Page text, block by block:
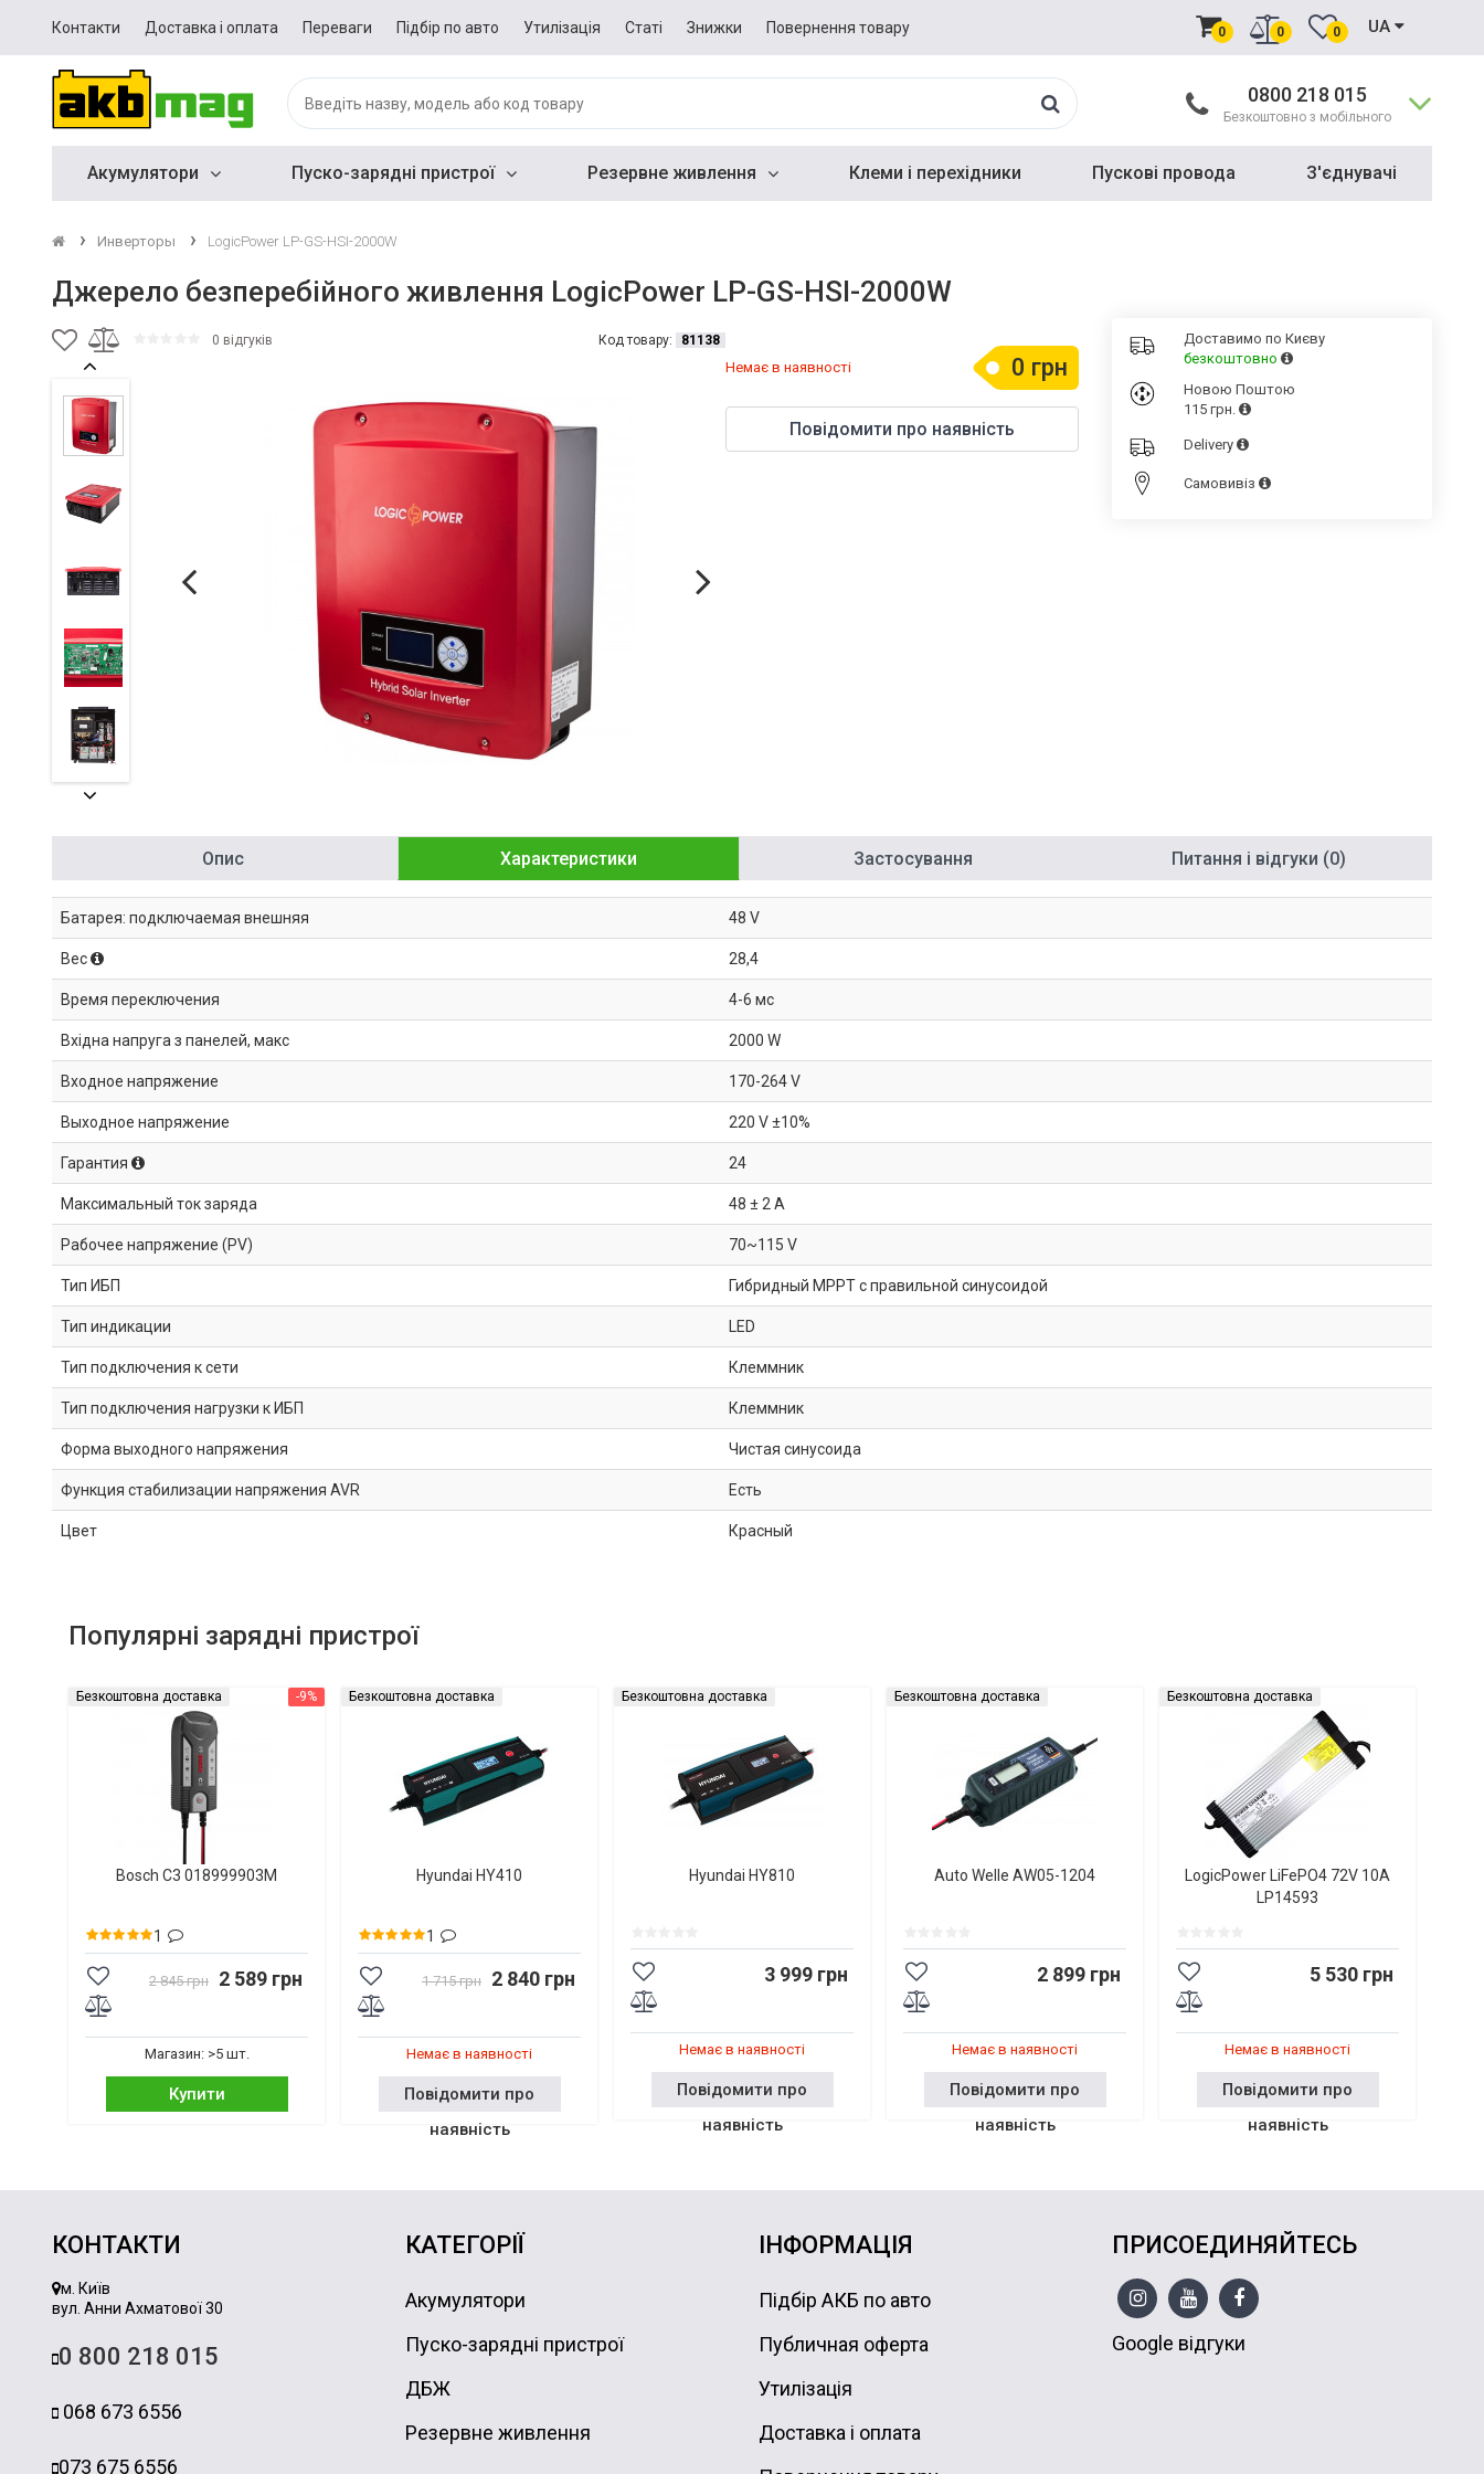
Контакти Доставка і оплата Переваги Підбір по авто Утилізація Статі Знижки Повернення товару 0 0 0 UA
0800 218 015
Безкоштовно з мобільного
Акумулятори Пуско-зарядні пристрої Резервне живлення Клеми і перехідники Пускові провода З'єднувачі
Инверторы LogicPower LP-GS-HSI-2000W
Джерело безперебійного живлення LogicPower LP-GS-HSI-2000W
0 відгуків Код товару: 81138
0 грн
Немає в наявності
Повідомити про наявність
Доставимо по Києву
безкоштовно
Новою Поштою
115 грн.
Delivery
Cамовивіз
Опис Характеристики Застосування Питання і відгуки (0)
Батарея: подключаемая внешняя 48 V
Вес 28,4
Время переключения 4-6 мс
Вхідна напруга з панелей, макс 2000 W
Входное напряжение 170-264 V
Выходное напряжение 220 V ±10%
Гарантия 24
Максимальный ток заряда 48 ± 2 A
Рабочее напряжение (PV) 70~115 V
Тип ИБП Гибридный MPPT с правильной синусоидой
Тип индикации LED
Тип подключения к сети Клеммник
Тип подключения нагрузки к ИБП Клеммник
Форма выходного напряжения Чистая синусоида
Функция стабилизации напряжения AVR Есть
Цвет Красный
Популярні зарядні пристрої
-9%
Безкоштовна доставка
Bosch C3 018999903M
1
2 845 грн 2 589 грн
Магазин: >5 шт.
Купити
Безкоштовна доставка
Hyundai HY410
1
1 715 грн 2 840 грн
Немає в наявності
Повідомити про
наявність
Безкоштовна доставка
Hyundai HY810
3 999 грн
Немає в наявності
Повідомити про
наявність
Безкоштовна доставка
Auto Welle AW05-1204
2 899 грн
Немає в наявності
Повідомити про
наявність
Безкоштовна доставка
LogicPower LiFePO4 72V 10A
LP14593
5 530 грн
Немає в наявності
Повідомити про
наявність
КОНТАКТИ
м. Київ
вул. Анни Ахматової 30
0 800 218 015
068 673 6556
073 675 6556
КАТЕГОРІЇ
Акумулятори
Пуско-зарядні пристрої
ДБЖ
Резервне живлення
ІНФОРМАЦІЯ
Підбір АКБ по авто
Публичная оферта
Утилізація
Доставка і оплата
ПРИСОЕДИНЯЙТЕСЬ
Google відгуки